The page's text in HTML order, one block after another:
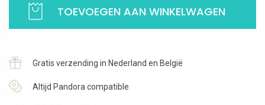
Met
925
Sterling
TOEVOEGEN AAN WINKELWAGEN
Gratis verzending in Nederland en België
Altijd Pandora compatible